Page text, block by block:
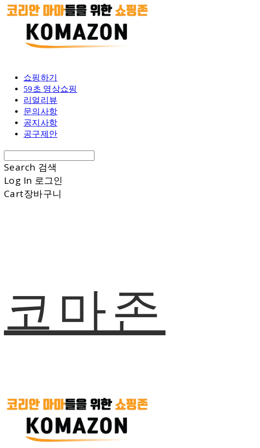
쇼핑하기
59초 영상쇼핑
리얼리뷰
문의사항
공지사항
공구제안
Search 검색
Log In 로그인
Cart장바구니
코마존